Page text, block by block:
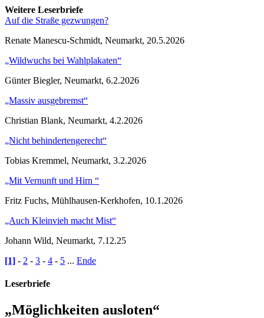
Weitere Leserbriefe
Auf die Straße gezwungen?
Renate Manescu-Schmidt, Neumarkt, 20.5.2026
„Wildwuchs bei Wahlplakaten“
Günter Biegler, Neumarkt, 6.2.2026
„Massiv ausgebremst“
Christian Blank, Neumarkt, 4.2.2026
„Nicht behindertengerecht“
Tobias Kremmel, Neumarkt, 3.2.2026
„Mit Vernunft und Hirn “
Fritz Fuchs, Mühlhausen-Kerkhofen, 10.1.2026
„Auch Kleinvieh macht Mist“
Johann Wild, Neumarkt, 7.12.25
[1] - 2 - 3 - 4 - 5 ... Ende
Leserbriefe
„Möglichkeiten ausloten“